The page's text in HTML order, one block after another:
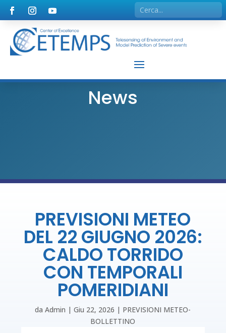
News
PREVISIONI METEO
DEL 22 GIUGNO 2026:
CALDO TORRIDO
CON TEMPORALI
POMERIDIANI
daAdmin |Giu 22, 2026 | PREVISIONI METEO-
BOLLETTINO